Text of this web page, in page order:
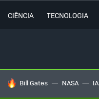
CIÊNCIA TECNOLOGIA
TENDÊNCIAS DO DIA
Bill Gates NASA IA